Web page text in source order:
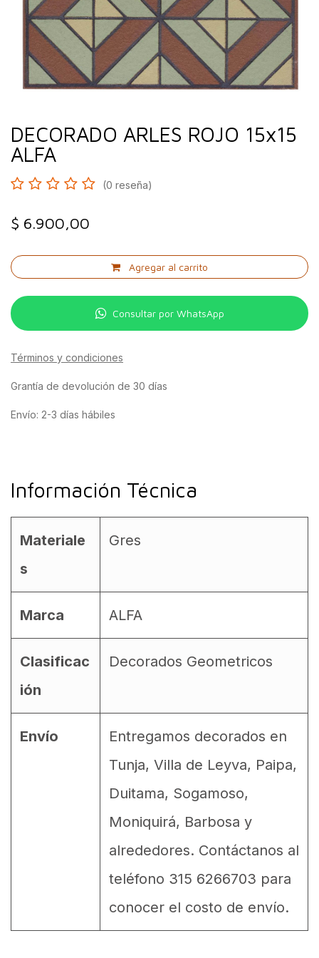
DECORADO ARLES ROJO 15x15
ALFA
(0 reseña)
$ 6.900,00
Agregar al carrito
Consultar por WhatsApp
Términos y condiciones
Grantía de devolución de 30 días
Envío: 2-3 días hábiles
Información Técnica
Materiale
s
Gres
Marca ALFA
Clasificac
ión
Decorados Geometricos
Envío
Entregamos decorados en
Tunja, Villa de Leyva, Paipa,
Duitama, Sogamoso,
Moniquirá, Barbosa y
alrededores. Contáctanos al
teléfono 315 6266703 para
conocer el costo de envío.